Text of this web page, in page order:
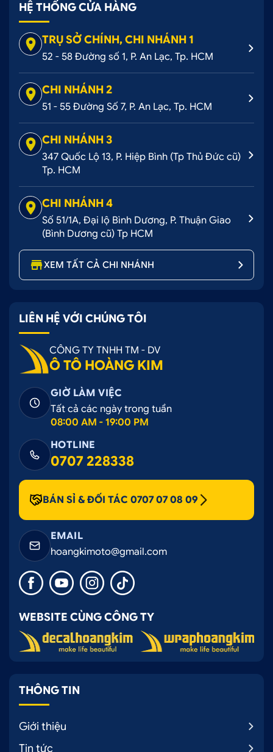
HỆ THỐNG CỬA HÀNG
TRỤ SỞ CHÍNH, CHI NHÁNH 1
52 - 58 Đường số 1, P. An Lạc, Tp. HCM
CHI NHÁNH 2
51 - 55 Đường Số 7, P. An Lạc, Tp. HCM
CHI NHÁNH 3
347 Quốc Lộ 13, P. Hiệp Bình (Tp Thủ Đức cũ)
Tp. HCM
CHI NHÁNH 4
Số 51/1A, Đại lộ Bình Dương, P. Thuận Giao
(Bình Dương cũ) Tp HCM
XEM TẤT CẢ CHI NHÁNH
LIÊN HỆ VỚI CHÚNG TÔI
CÔNG TY TNHH TM - DV
Ô TÔ HOÀNG KIM
GIỜ LÀM VIỆC
Tất cả các ngày trong tuần
08:00 AM - 19:00 PM
HOTLINE
0707 228338
BÁN SỈ & ĐỐI TÁC 0707 07 08 09
EMAIL
hoangkimoto@gmail.com
WEBSITE CÙNG CÔNG TY
THÔNG TIN
Giới thiệu
Tin tức